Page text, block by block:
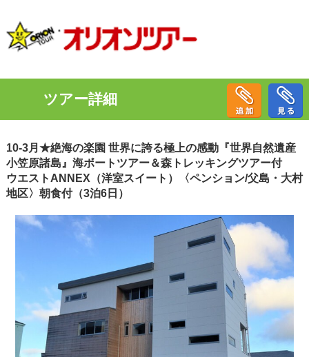
ツアー詳細
10-3月★絶海の楽園 世界に誇る極上の感動『世界自然遺産
小笠原諸島』海ボートツアー＆森トレッキングツアー付
ウエストANNEX（洋室スイート）〈ペンション/父島・大村
地区〉朝食付（3泊6日）